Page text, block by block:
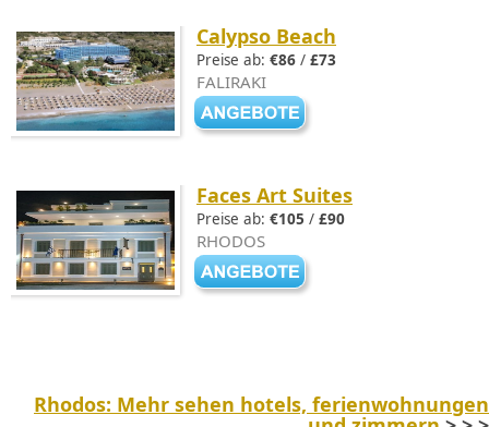
Calypso Beach
Preise ab: €86 / £73
FALIRAKI
Faces Art Suites
Preise ab: €105 / £90
RHODOS
Rhodos: Mehr sehen hotels, ferienwohnungen